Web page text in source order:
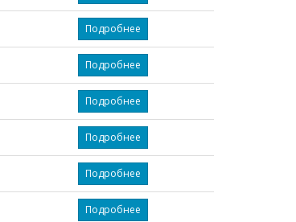
Подробнее
Подробнее
Подробнее
Подробнее
Подробнее
Подробнее